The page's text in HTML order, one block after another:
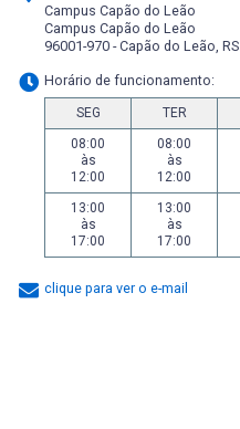
Campus Capão do Leão
Campus Capão do Leão
96001-970 - Capão do Leão, RS
Horário de funcionamento:
SEG TER
08:00
às
12:00
08:00
às
12:00
13:00
às
17:00
13:00
às
17:00
clique para ver o e-mail